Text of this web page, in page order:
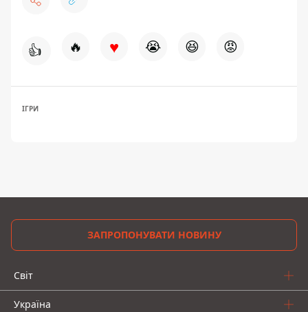
👍 🔥 ♥ 😭 😆 😡
ІГРИ
ЗАПРОПОНУВАТИ НОВИНУ
Світ
Україна